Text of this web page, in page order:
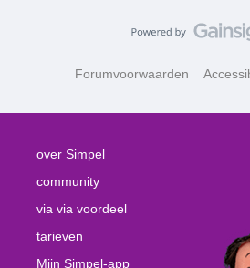
Forumvoorwaarden
over Simpel
community
via via voordeel
tarieven
Mijn Simpel-app